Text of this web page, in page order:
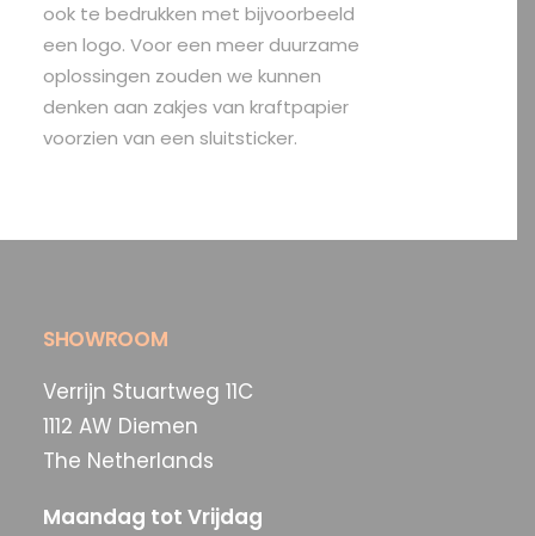
ook te bedrukken met bijvoorbeeld
een logo. Voor een meer duurzame
oplossingen zouden we kunnen
denken aan zakjes van kraftpapier
voorzien van een sluitsticker.
SHOWROOM
Verrijn Stuartweg 11C
1112 AW Diemen
The Netherlands
Maandag tot Vrijdag